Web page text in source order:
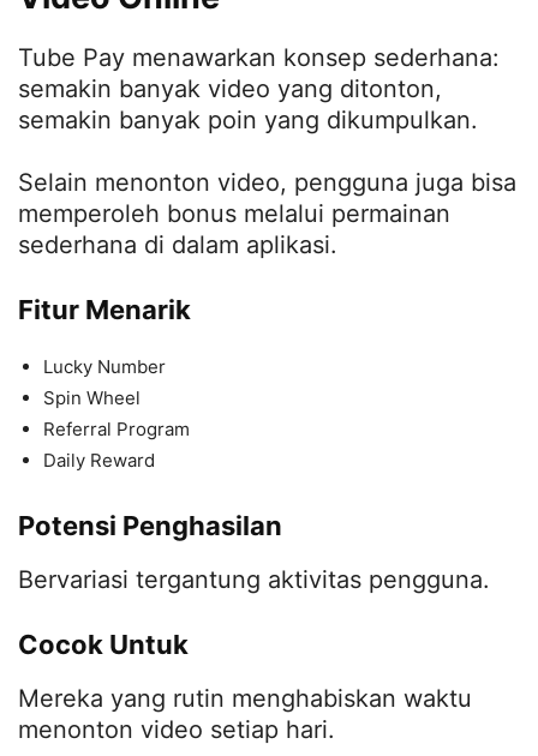
Tube Pay menawarkan konsep sederhana:
semakin banyak video yang ditonton,
semakin banyak poin yang dikumpulkan.
Selain menonton video, pengguna juga bisa
memperoleh bonus melalui permainan
sederhana di dalam aplikasi.
Fitur Menarik
Lucky Number
Spin Wheel
Referral Program
Daily Reward
Potensi Penghasilan
Bervariasi tergantung aktivitas pengguna.
Cocok Untuk
Mereka yang rutin menghabiskan waktu
menonton video setiap hari.